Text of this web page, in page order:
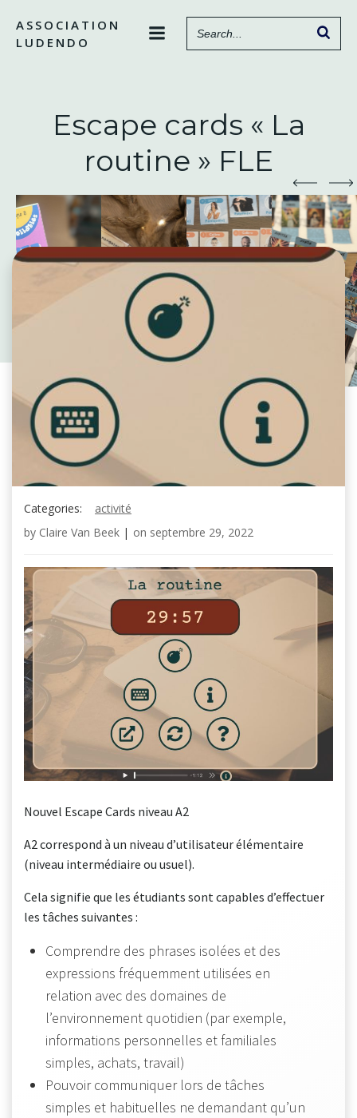
contenu
ASSOCIATION
LUDENDO
Escape cards « La
routine » FLE
Categories:
activité
by Claire Van Beek | on septembre 29, 2022
Nouvel Escape Cards niveau A2
A2 correspond à un niveau d’utilisateur élémentaire
(niveau intermédiaire ou usuel).
Cela signifie que les étudiants sont capables d’effectuer
les tâches suivantes :
Comprendre des phrases isolées et des
expressions fréquemment utilisées en
relation avec des domaines de
l’environnement quotidien (par exemple,
informations personnelles et familiales
simples, achats, travail)
Pouvoir communiquer lors de tâches
simples et habituelles ne demandant qu’un